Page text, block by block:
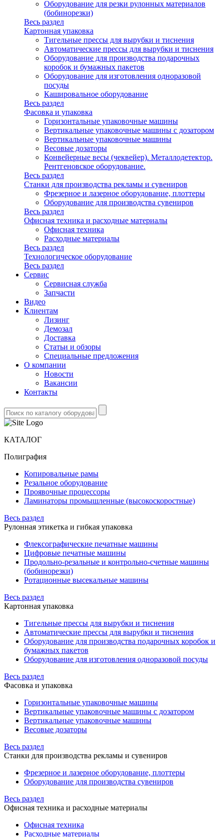
Оборудование для резки рулонных материалов
(бобинорезки)
Весь раздел
Картонная упаковка
Тигельные прессы для вырубки и тиснения
Автоматические прессы для вырубки и тиснения
Оборудование для производства подарочных
коробок и бумажных пакетов
Оборудование для изготовления одноразовой
посуды
Кашировальное оборудование
Весь раздел
Фасовка и упаковка
Горизонтальные упаковочные машины
Вертикальные упаковочные машины с дозатором
Вертикальные упаковочные машины
Весовые дозаторы
Конвейерные весы (чеквейер). Металлодетектор.
Рентгеновское оборудование.
Весь раздел
Станки для производства рекламы и сувениров
Фрезерное и лазерное оборудование, плоттеры
Оборудование для производства сувениров
Весь раздел
Офисная техника и расходные материалы
Офисная техника
Расходные материалы
Весь раздел
Технологическое оборудование
Весь раздел
Сервис
Сервисная служба
Запчасти
Видео
Клиентам
Лизинг
Демозал
Доставка
Статьи и обзоры
Специальные предложения
О компании
Новости
Вакансии
Контакты
КАТАЛОГ
Полиграфия
Копировальные рамы
Резальное оборудование
Проявочные процессоры
Ламинаторы промышленные (высокоскоростные)
Весь раздел
Рулонная этикетка и гибкая упаковка
Флексографические печатные машины
Цифровые печатные машины
Продольно-резальные и контрольно-счетные машины
(бобинорезки)
Ротационные высекальные машины
Весь раздел
Картонная упаковка
Тигельные прессы для вырубки и тиснения
Автоматические прессы для вырубки и тиснения
Оборудование для производства подарочных коробок и
бумажных пакетов
Оборудование для изготовления одноразовой посуды
Весь раздел
Фасовка и упаковка
Горизонтальные упаковочные машины
Вертикальные упаковочные машины с дозатором
Вертикальные упаковочные машины
Весовые дозаторы
Весь раздел
Станки для производства рекламы и сувениров
Фрезерное и лазерное оборудование, плоттеры
Оборудование для производства сувениров
Весь раздел
Офисная техника и расходные материалы
Офисная техника
Расходные материалы